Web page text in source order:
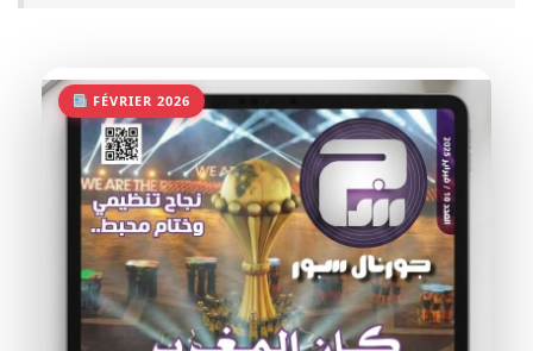
FÉVRIER 2026